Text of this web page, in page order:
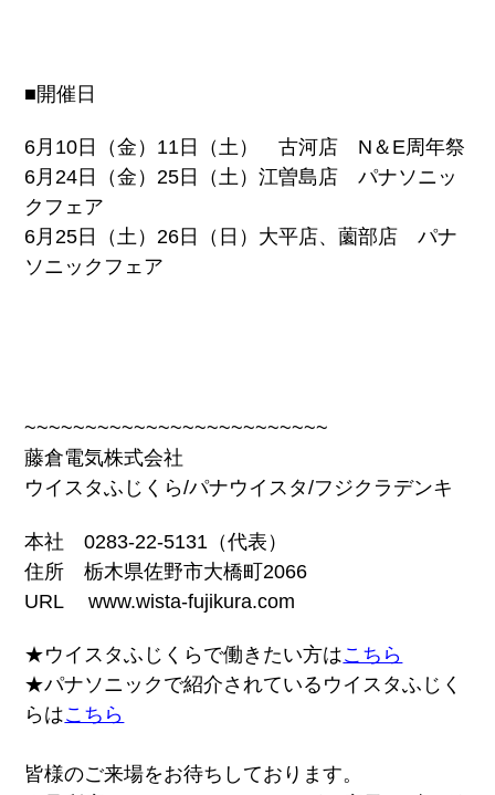
■開催日
6月10日（金）11日（土） 古河店 N＆E周年祭
6月24日（金）25日（土）江曽島店 パナソニッ
クフェア
6月25日（土）26日（日）大平店、薗部店 パナ
ソニックフェア
~~~~~~~~~~~~~~~~~~~~~~~~~
藤倉電気株式会社
ウイスタふじくら/パナウイスタ/フジクラデンキ
本社 0283-22-5131（代表）
住所 栃木県佐野市大橋町2066
URL www.wista-fujikura.com
★ウイスタふじくらで働きたい方はこちら
★パナソニックで紹介されているウイスタふじく
らはこちら
皆様のご来場をお待ちしております。